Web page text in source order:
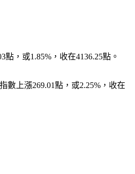
點，或1.85%，收在4136.25點。
數上漲269.01點，或2.25%，收在